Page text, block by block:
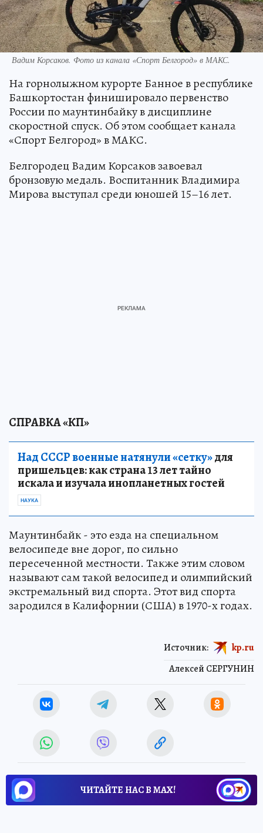
Вадим Корсаков. Фото из канала «Спорт Белгород» в МАКС.
На горнолыжном курорте Банное в республике
Башкортостан финишировало первенство
России по маунтинбайку в дисциплине
скоростной спуск. Об этом сообщает канала
«Спорт Белгород» в МАКС.
Белгородец Вадим Корсаков завоевал
бронзовую медаль. Воспитанник Владимира
Мирова выступал среди юношей 15–16 лет.
СПРАВКА «КП»
Над СССР военные натянули «сетку»для
пришельцев: как страна 13 лет тайно
искала и изучала инопланетных гостей
НАУКА
Маунтинбайк - это езда на специальном
велосипеде вне дорог, по сильно
пересеченной местности. Также этим словом
называют сам такой велосипед и олимпийский
экстремальный вид спорта. Этот вид спорта
зародился в Калифорнии (США) в 1970-х годах.
Алексей СЕРГУНИН
Источник: kp.ru
ЧИТАЙТЕ НАС В МАХ!